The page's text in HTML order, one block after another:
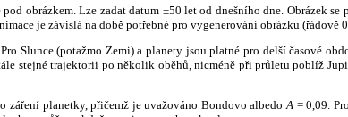
obrázkem. Lze zadat datum ±50 let od dnešního dne. Obrázek
je závislá na době potřebné pro vygenerování obrázku (řádově
Slunce (potažmo Zemi) a planety jsou platné pro delší časové
stejné trajektorii po několik oběhů, nicméně při průletu poblíž
planetky, přičemž je uvažováno Bondovo albedo A = 0,09.